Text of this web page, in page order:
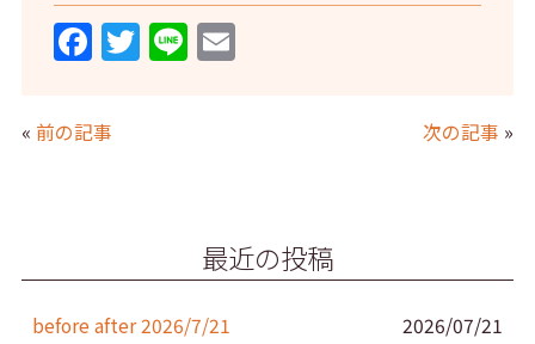
F
c
e
o
k
T Li E
« 前の記事 次の記事 »
最近の投稿
before after 2026/7/21
2026/07/21